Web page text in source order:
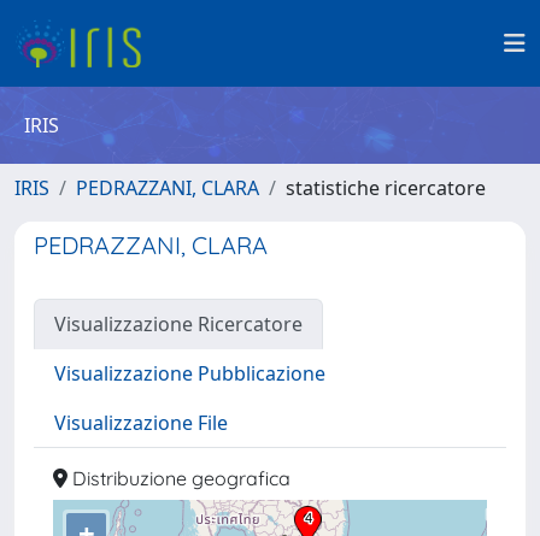
IRIS
IRIS PEDRAZZANI, CLARA statistiche ricercatore
PEDRAZZANI, CLARA
Visualizzazione Ricercatore
Visualizzazione Pubblicazione
Visualizzazione File
Distribuzione geografica